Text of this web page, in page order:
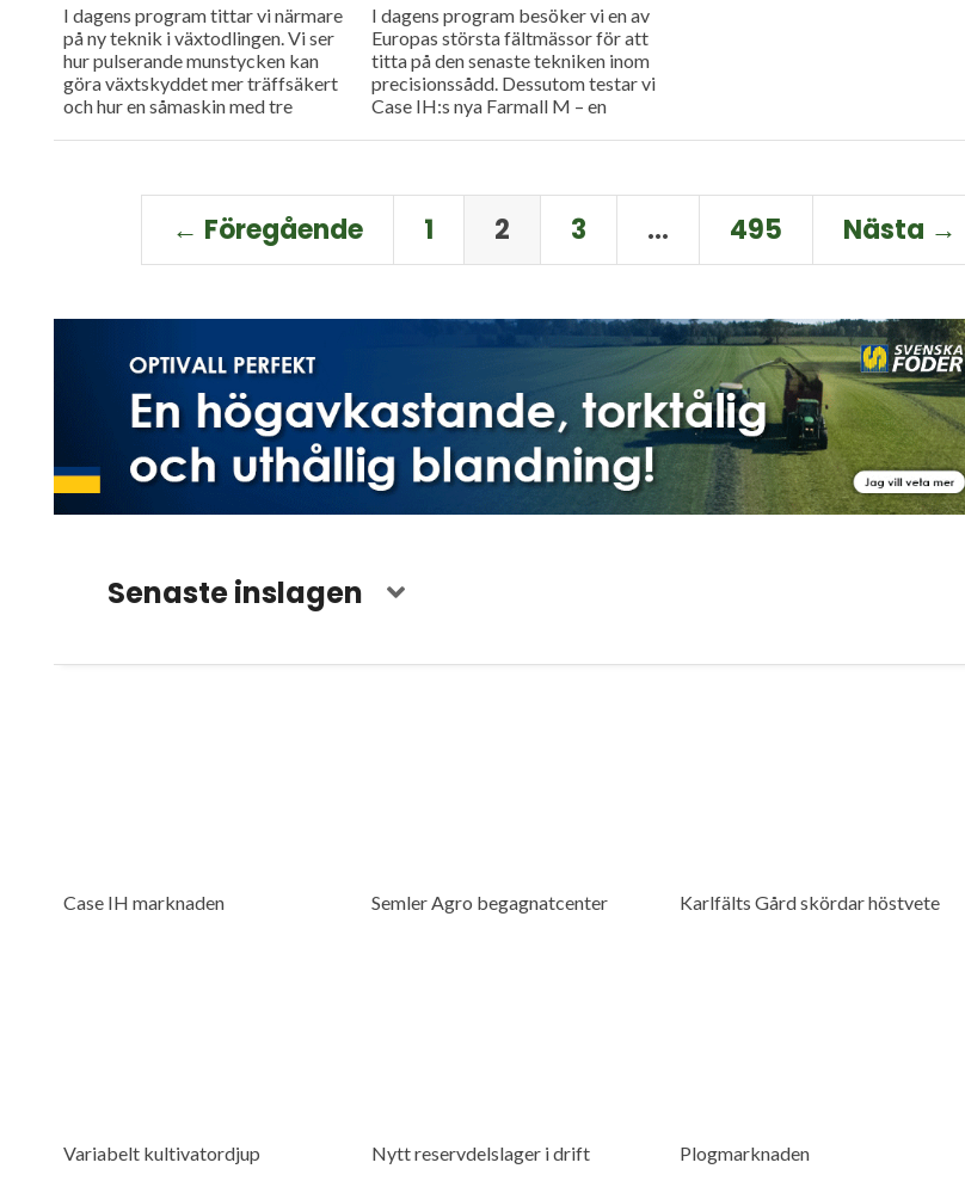
I dagens program tittar vi närmare
på ny teknik i växtodlingen. Vi ser
hur pulserande munstycken kan
göra växtskyddet mer träffsäkert
och hur en såmaskin med tre
I dagens program besöker vi en av
Europas största fältmässor för att
titta på den senaste tekniken inom
precisionssådd. Dessutom testar vi
Case IH:s nya Farmall M – en
← Föregående 1 2 3 … 495 Nästa →
Senaste inslagen
Case IH marknaden Semler Agro begagnatcenter Karlfälts Gård skördar höstvete
Variabelt kultivatordjup Nytt reservdelslager i drift Plogmarknaden